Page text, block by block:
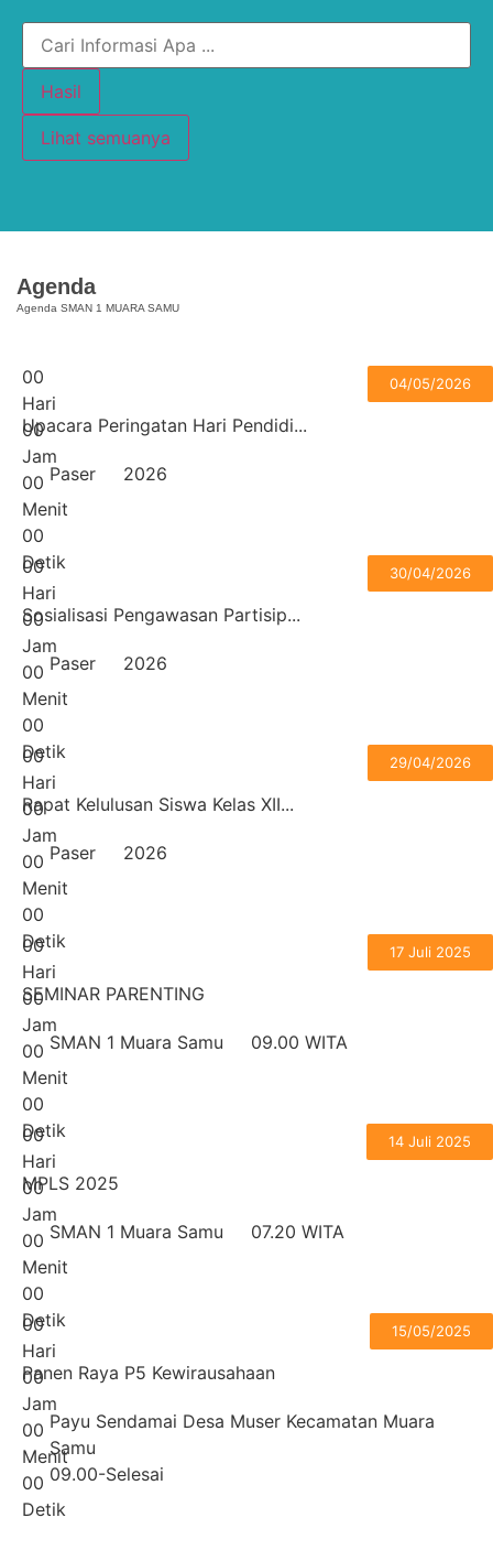
Hasil
Lihat semuanya
Agenda
Agenda SMAN 1 MUARA SAMU
04/05/2026
Upacara Peringatan Hari Pendidi...
Paser 2026
00
Hari
00
Jam
00
Menit
00
Detik
30/04/2026
Sosialisasi Pengawasan Partisip...
Paser 2026
00
Hari
00
Jam
00
Menit
00
Detik
29/04/2026
Rapat Kelulusan Siswa Kelas XII...
Paser 2026
00
Hari
00
Jam
00
Menit
00
Detik
17 Juli 2025
SEMINAR PARENTING
SMAN 1 Muara Samu 09.00 WITA
00
Hari
00
Jam
00
Menit
00
Detik
14 Juli 2025
MPLS 2025
SMAN 1 Muara Samu 07.20 WITA
00
Hari
00
Jam
00
Menit
00
Detik
15/05/2025
Panen Raya P5 Kewirausahaan
Payu Sendamai Desa Muser Kecamatan Muara
Samu
09.00-Selesai
00
Hari
00
Jam
00
Menit
00
Detik